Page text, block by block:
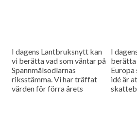
I dagens Lantbruksnytt kan
vi berätta vad som väntar på
Spannmålsodlarnas
riksstämma. Vi har träffat
värden för förra årets
I
Europa
idé är